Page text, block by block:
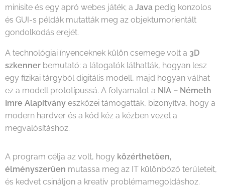
minisite és egy apró webes játék; a Java pedig konzolos
és GUI-s példák mutatták meg az objektumorientált
gondolkodás erejét.
A technológiai ínyenceknek külön csemege volt a 3D
szkenner bemutató: a látogatók láthatták, hogyan lesz
egy fizikai tárgyból digitális modell, majd hogyan válhat
ez a modell prototípussá. A folyamatot a NIA – Németh
Imre Alapítvány eszközei támogatták, bizonyítva, hogy a
modern hardver és a kód kéz a kézben vezet a
megvalósításhoz.
A program célja az volt, hogy közérthetően,
élményszerűen mutassa meg az IT különböző területeit,
és kedvet csináljon a kreatív problémamegoldáshoz.